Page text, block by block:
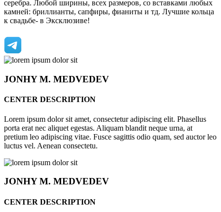
серебра. Любой ширины, всех размеров, со вставками любых
камней: бриллианты, сапфиры, фианиты и тд. Лучшие кольца
к свадьбе- в Эксклюзиве!
JONHYM. MEDVEDEV
CENTER DESCRIPTION
Lorem ipsum dolor sit amet, consectetur adipiscing elit. Phasellus
porta erat nec aliquet egestas. Aliquam blandit neque urna, at
pretium leo adipiscing vitae. Fusce sagittis odio quam, sed auctor leo
luctus vel. Aenean consectetu.
JONHYM. MEDVEDEV
CENTER DESCRIPTION